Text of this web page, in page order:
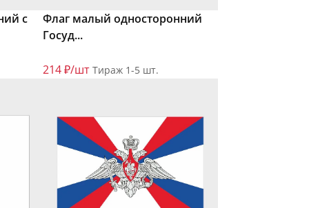
с
Флаг малый односторонний
Госуд...
214 ₽/шт Тираж 1-5 шт.